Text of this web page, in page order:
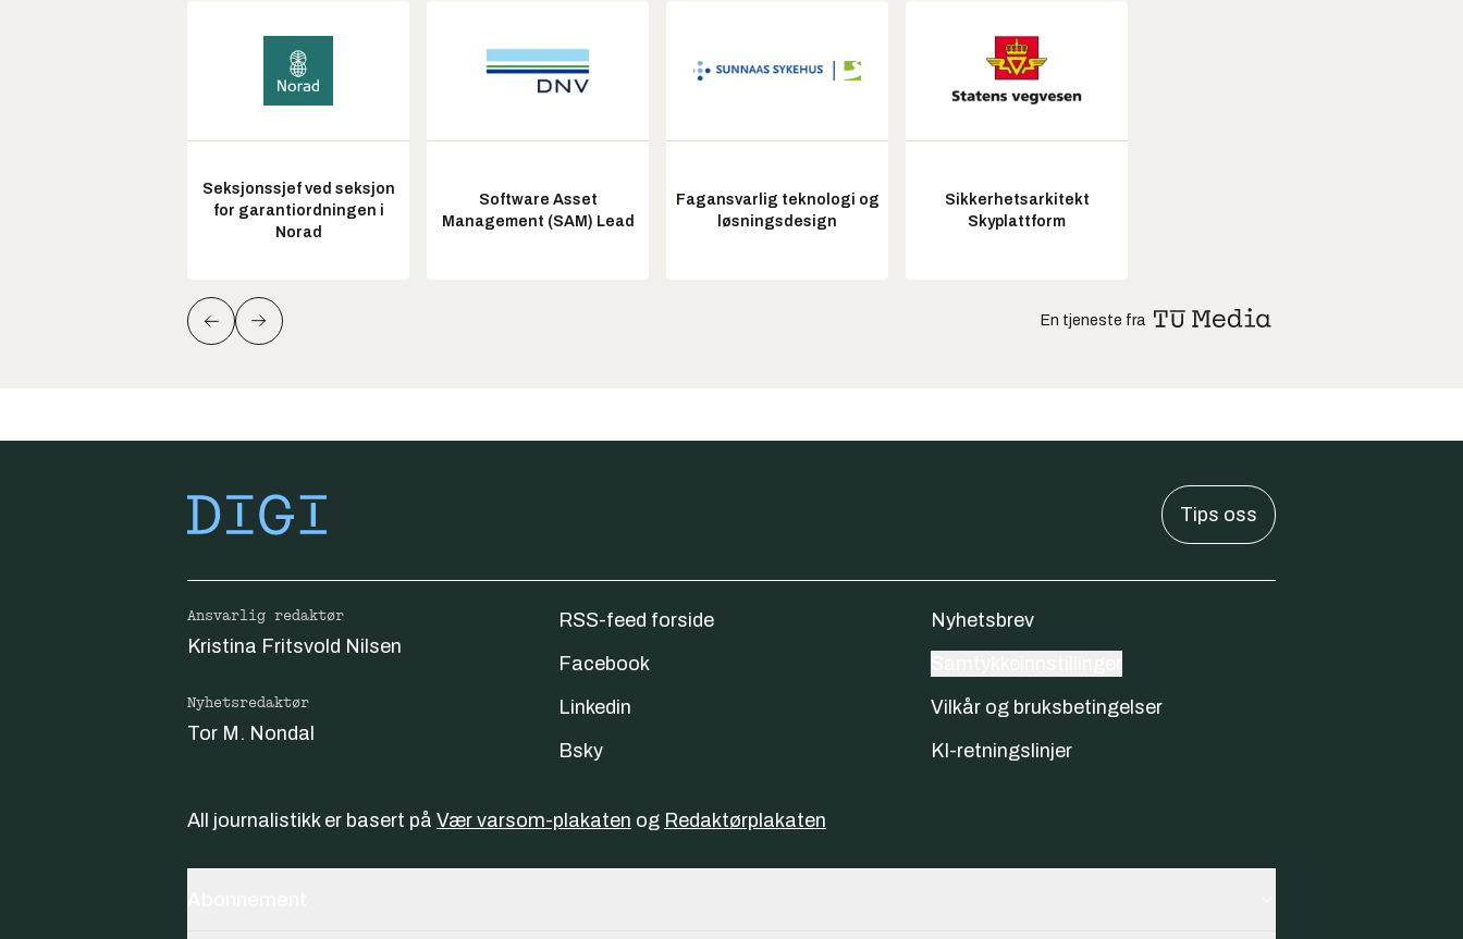
Seksjonssjef ved seksjon
for garantiordningen i
Norad
Software Asset
Management (SAM) Lead
Fagansvarlig teknologi og
løsningsdesign
Sikkerhetsarkitekt
Skyplattform
En tjeneste fra
Tips oss
Ansvarlig redaktør
Kristina Fritsvold Nilsen
Nyhetsredaktør
Tor M. Nondal
RSS-feed forside
Facebook
Linkedin
Bsky
Nyhetsbrev
Vilkår og bruksbetingelser
KI-retningslinjer
All journalistikk er basert på Vær varsom-plakaten og Redaktørplakaten